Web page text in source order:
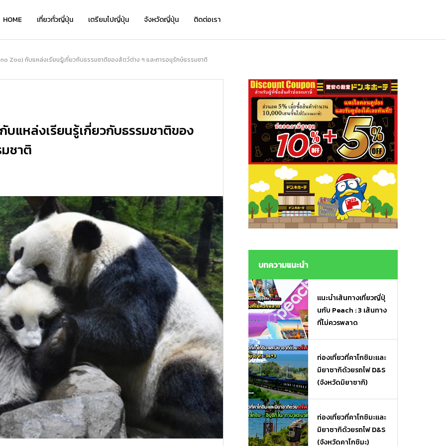
HOME เที่ยวทั่วญี่ปุ่น เตรียมไปญี่ปุ่น จังหวัดญี่ปุ่น ติดต่อเรา
Kyo Chirimen จาก Kyoryori Sakurai
— เครื่องเคียงสไตล์เกียวโต รสละมุน กล
มกล่อม กินได้ทุกวันไม่เบื่อ
2026.01.28
“อาหารเกียวโต ซากุราอิ ปลาทูน่าต้มสไต
ล์อาริมะ (Hon Maguro Arima Ni)” — ข
องกินญี่ปุ่นรสละมุน เปิดปุ๊บกินได้ เหมาะทั้
งมื้อเร่งด่วนและของฝาก
2026.01.28
ย้อนเวลาชมเสน่ห์คลาสสิกที่ “โกดังอิฐแ
ดงคาเนโมริ” แนะนำจุดเด่น โรงแรมเด็ด แ
ละที่เที่ยวเดินชิลได้ทั้งวัน!
2026.08.05
สัมผัสความงดงามระดับโลก ปักหมุดเที่ย
ว “ภูเขาฮาโกดาเตะ” พร้อมที่พักและจุดเช็
กอินห้ามพลาด!
2026.08.03
Kyo Chirimen จาก Kyoryori Sakurai
— เครื่องเคียงสไตล์เกียวโต รสละมุน กล
มกล่อม กินได้ทุกวันไม่เบื่อ
2026.01.28
“อาหารเกียวโต ซากุราอิ ปลาทูน่าต้มสไต
ล์อาริมะ (Hon Maguro Arima Ni)” — ข
องกินญี่ปุ่นรสละมุน เปิดปุ๊บกินได้ เหมาะทั้
งมื้อเร่งด่วนและของฝาก
2026.01.28
Zoo) กับแหล่งเรียนรู้เกี่ยวกับธรรมชาติของสัตว์ต่าง ๆ และการอนุรักษ์ธรรมชาติ
บแหล่งเรียนรู้เกี่ยวกับธรรมชาติของ
ชาติ
บทความแนะนำ
แนะนำเส้นทางเที่ยวญี่ปุ่
นกับ Peach : 3 เส้นทาง
ที่ไม่ควรพลาด
ท่องเที่ยวที่คาโกชิมะและ
มิยาซากิด้วยรถไฟ D&S
(จังหวัดมิยาซากิ)
ท่องเที่ยวที่คาโกชิมะและ
มิยาซากิด้วยรถไฟ D&S
(จังหวัดคาโกชิมะ)